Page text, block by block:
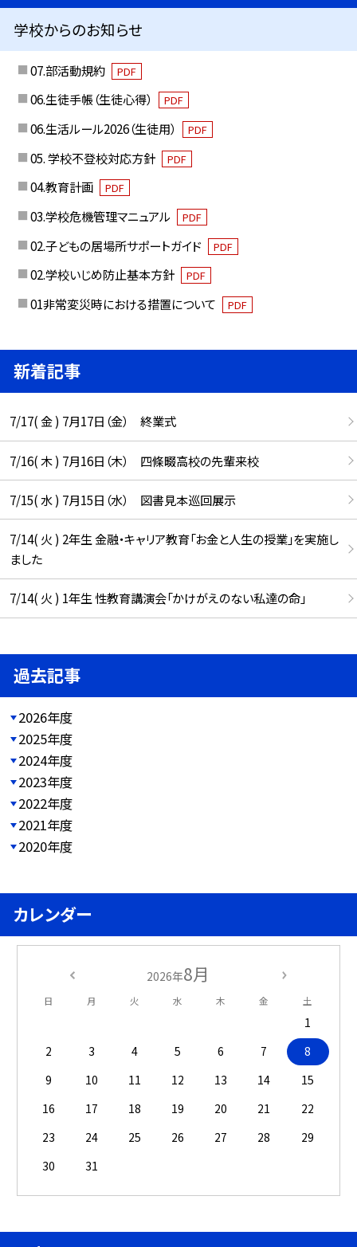
学校からのお知らせ
07.部活動規約 PDF
06.生徒手帳（生徒心得） PDF
06.生活ルール2026（生徒用） PDF
05. 学校不登校対応方針 PDF
04.教育計画 PDF
03.学校危機管理マニュアル PDF
02.子どもの居場所サポートガイド PDF
02.学校いじめ防止基本方針 PDF
01非常変災時における措置について PDF
新着記事
7/17( 金 ) 7月17日（金） 終業式
7/16( 木 ) 7月16日（木） 四條畷高校の先輩来校
7/15( 水 ) 7月15日（水） 図書見本巡回展示
7/14( 火 ) 2年生 金融・キャリア教育「お金と人生の授業」を実施し
ました
7/14( 火 ) 1年生 性教育講演会「かけがえのない私達の命」
過去記事
2026年度
2025年度
2024年度
2023年度
2022年度
2021年度
2020年度
カレンダー
2026年8月
日 月 火 水 木 金 土
1
2
3 4 5 6 7
8
9
10 11 12 13 14
15
16
17 18 19 20 21
22
23
24 25 26 27 28
29
30
31